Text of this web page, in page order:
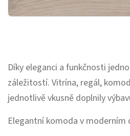
Díky eleganci a funkčnosti
záležitostí. Vitrína, regál,
jednotlivě vkusně doplnily
Elegantní komoda v moderním